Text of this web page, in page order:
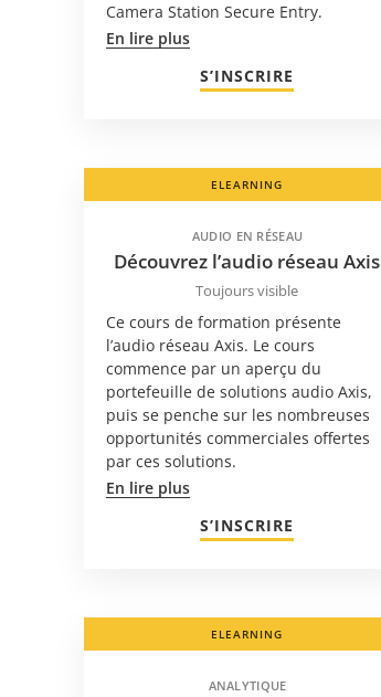
Camera Station Secure Entry.
En lire plus
S’INSCRIRE
ELEARNING
AUDIO EN RÉSEAU
Découvrez l’audio réseau Axis
Toujours visible
Ce cours de formation présente
l’audio réseau Axis. Le cours
commence par un aperçu du
portefeuille de solutions audio Axis,
puis se penche sur les nombreuses
opportunités commerciales offertes
par ces solutions.
En lire plus
S’INSCRIRE
ELEARNING
ANALYTIQUE